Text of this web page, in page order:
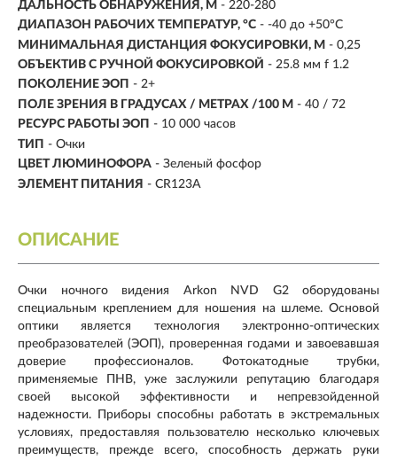
ДАЛЬНОСТЬ ОБНАРУЖЕНИЯ, М - 220-280
ДИАПАЗОН РАБОЧИХ ТЕМПЕРАТУР, °C - -40 до +50°C
МИНИМАЛЬНАЯ ДИСТАНЦИЯ ФОКУСИРОВКИ, М - 0,25
ОБЪЕКТИВ С РУЧНОЙ ФОКУСИРОВКОЙ - 25.8 мм f 1.2
ПОКОЛЕНИЕ ЭОП - 2+
ПОЛЕ ЗРЕНИЯ В ГРАДУСАХ / МЕТРАХ /100 М - 40 / 72
РЕСУРС РАБОТЫ ЭОП - 10 000 часов
ТИП - Очки
ЦВЕТ ЛЮМИНОФОРА - Зеленый фосфор
ЭЛЕМЕНТ ПИТАНИЯ - CR123A
ОПИСАНИЕ
Очки ночного видения Arkon NVD G2 оборудованы
специальным креплением для ношения на шлеме. Основой
оптики является технология электронно-оптических
преобразователей (ЭОП), проверенная годами и завоевавшая
доверие профессионалов. Фотокатодные трубки,
применяемые ПНВ, уже заслужили репутацию благодаря
своей высокой эффективности и непревзойденной
надежности. Приборы способны работать в экстремальных
условиях, предоставляя пользователю несколько ключевых
преимуществ, прежде всего, способность держать руки